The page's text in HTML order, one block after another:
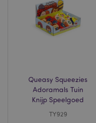
Queasy Squeezies
Adoramals Tuin
Knijp Speelgoed
TY929